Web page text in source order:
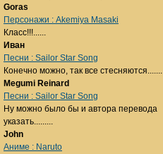
Goras
Персонажи : Akemiya Masaki
Класс!!!......
Иван
Песни : Sailor Star Song
Конечно можно, так все стесняются.......
Megumi Reinard
Песни : Sailor Star Song
Ну можно было бы и автора перевода
указать.........
John
Аниме : Naruto